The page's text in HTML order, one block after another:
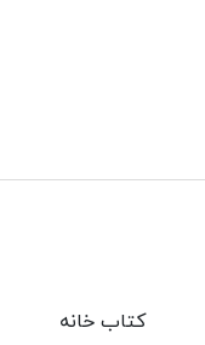
کتاب خانه